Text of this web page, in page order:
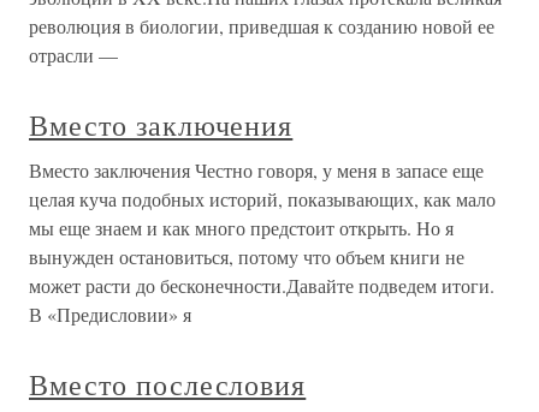
революция в биологии, приведшая к созданию новой ее
отрасли —
Вместо заключения
Вместо заключения Честно говоря, у меня в запасе еще
целая куча подобных историй, показывающих, как мало
мы еще знаем и как много предстоит открыть. Но я
вынужден остановиться, потому что объем книги не
может расти до бесконечности.Давайте подведем итоги.
В «Предисловии» я
Вместо послесловия